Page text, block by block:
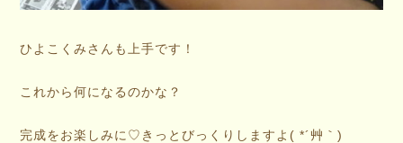
ひよこくみさんも上手です！
これから何になるのかな？
完成をお楽しみに♡きっとびっくりしますよ( *´艸｀)